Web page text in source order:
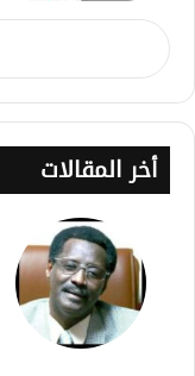
أخر المقالات